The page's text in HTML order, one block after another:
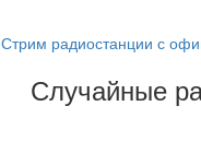
Стрим радиостанции с
Случайные